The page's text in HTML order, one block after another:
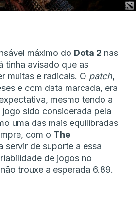
máximo do Dota 2 nas
tinha avisado que as
muitas e radicais. O patch,
e com data marcada, era
mesmo tendo a
sido considerada pela
uma das mais equilibradas
com o The
servir de suporte a essa
de jogos no
não trouxe a esperada 6.89.